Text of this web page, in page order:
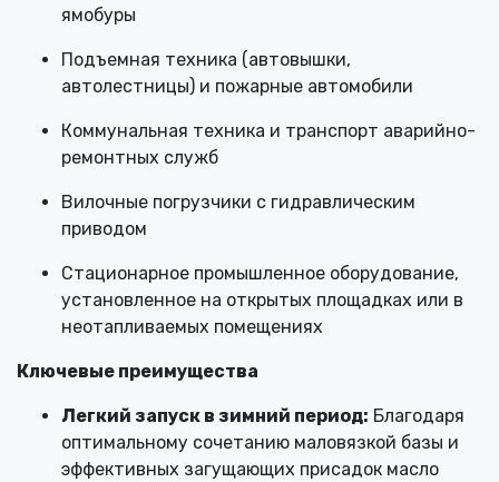
ямобуры
Подъемная техника (автовышки,
автолестницы) и пожарные автомобили
Коммунальная техника и транспорт аварийно-
ремонтных служб
Вилочные погрузчики с гидравлическим
приводом
Стационарное промышленное оборудование,
установленное на открытых площадках или в
неотапливаемых помещениях
Ключевые преимущества
Легкий запуск в зимний период: Благодаря
оптимальному сочетанию маловязкой базы и
эффективных загущающих присадок масло